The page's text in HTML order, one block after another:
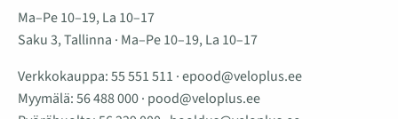
Ma–Pe 10–19, La 10–17
Saku 3, Tallinna · Ma–Pe 10–19, La 10–17
Verkkokauppa:55 551 511 ·epood@veloplus.ee
Myymälä:56 488 000· pood@veloplus.ee